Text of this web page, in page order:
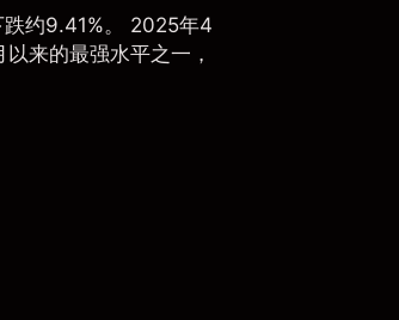
约9.41%。 2025年4
来的最强水平之一，